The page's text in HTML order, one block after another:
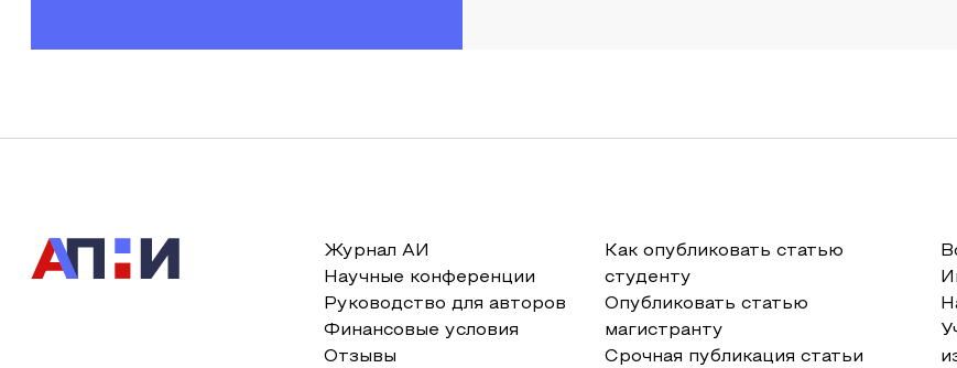
Журнал АИ
Научные конференции
Руководство для авторов
Финансовые условия
Отзывы
Как опубликовать статью
студенту
Опубликовать статью
магистранту
Срочная публикация статьи